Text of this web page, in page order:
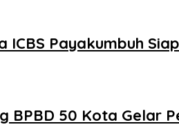
Payakumbuh
BPBD 50 Kota Gelar